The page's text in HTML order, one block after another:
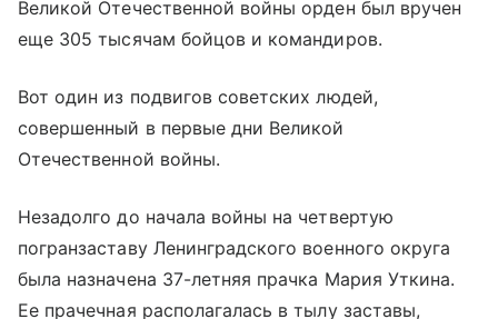
Великой Отечественной войны орден был вручен
еще 305 тысячам бойцов и командиров.
Вот один из подвигов советских людей,
совершенный в первые дни Великой
Отечественной войны.
Незадолго до начала войны на четвертую
погранзаставу Ленинградского военного округа
была назначена 37-летняя прачка Мария Уткина.
Ее прачечная располагалась в тылу заставы,